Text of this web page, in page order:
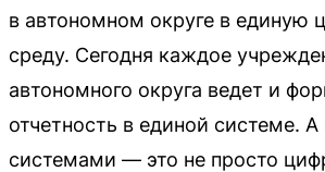
в автономном округе в единую
среду. Сегодня каждое
автономного округа ведет и
отчетность в единой системе. А
системами — это не просто